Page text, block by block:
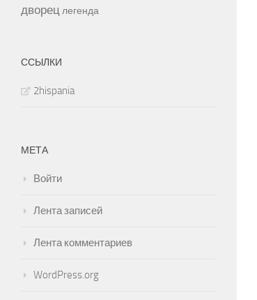
дворецлегенда
ССЫЛКИ
2hispania
МЕТА
Войти
Лента записей
Лента комментариев
WordPress.org